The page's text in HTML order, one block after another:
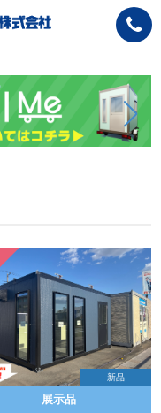
新品
展示品